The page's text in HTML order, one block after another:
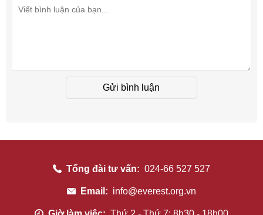
Gửi bình luận
Tổng đài tư vấn: 024-66 527 527
Email: info@everest.org.vn